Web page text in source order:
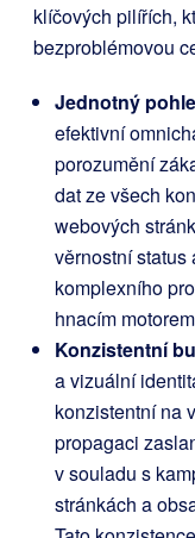
klíčových pilířích,
bezproblémovou
Jednotný
efektivní
porozumění
dat ze všech
webových
věrnostní status
komplexního
hnacím
Konzistentní
a vizuální
konzistentní na
propagaci
v souladu s
stránkách a